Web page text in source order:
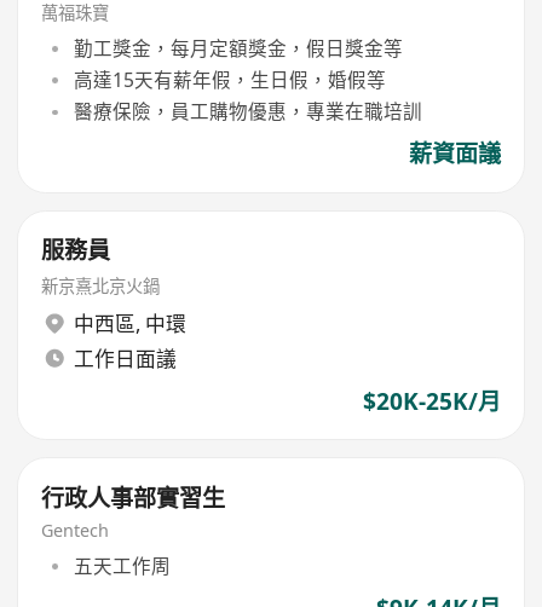
萬福珠寶
勤工獎金，每月定額獎金，假日獎金等
高達15天有薪年假，生日假，婚假等
醫療保險，員工購物優惠，專業在職培訓
薪資面議
服務員
新京熹北京火鍋
中西區, 中環
工作日面議
$20K-25K/月
行政人事部實習生
Gentech
五天工作周